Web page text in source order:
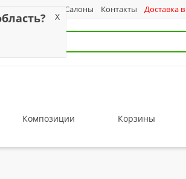
Салоны Контакты Доставка в
Композиции Корзины
X